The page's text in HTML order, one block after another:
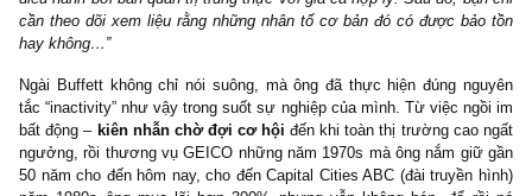
động (inactivity) trong đa số trường hợp đối với chúng tôi là một
động khôn ngoan. Cả chúng tôi lẫn các chủ công ty trong tập
tư nhân tuyệt vời của mình chỉ vì Cục Dự trữ FED tăng/giảm lãi
hay chỉ bởi vì một vài gã nào đó ở phố Wall đột ngột thay đổi
điểm tiêu cực về thị trường!
Như vậy tại sao đối với những cổ phiếu nơi chúng ta nắm giữ cổ